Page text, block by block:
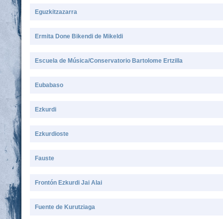
Eguzkitzazarra
Ermita Done Bikendi de Mikeldi
Escuela de Música/Conservatorio Bartolome Ertzilla
Eubabaso
Ezkurdi
Ezkurdioste
Fauste
Frontón Ezkurdi Jai Alai
Fuente de Kurutziaga